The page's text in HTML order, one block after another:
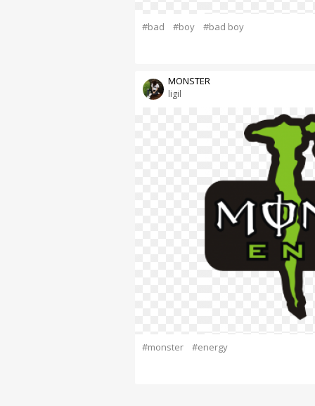
#bad #boy #bad boy
ligil
MONSTER
#monster #energy